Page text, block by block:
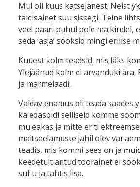
Mul oli kuus katsejänest. Neist
täidisainet suu sissegi. Teine
veel paari puhul pole ma kindel,
seda ‘asja’ sööksid mingi erilise
Kuuest kolm teadsid, mis läks
Ylejäänud kolm ei arvanduki ära.
ja marmelaadi.
Valdav enamus oli teada saades
ka edaspidi selliseid komme
mu eakas ja mitte eriti
maitseelamuste jahil olev
teadis, mis kommi sees on ja
keedetult antud toorainet ei
suhu ja tahtis lisa.